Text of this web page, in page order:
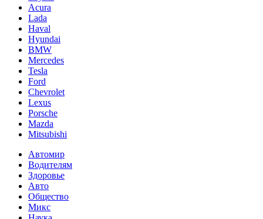
Acura
Lada
Haval
Hyundai
BMW
Mercedes
Tesla
Ford
Chevrolet
Lexus
Porsche
Mazda
Mitsubishi
Автомир
Водителям
Здоровье
Авто
Общество
Микс